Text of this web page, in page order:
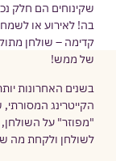
שקינוחים הם חלק
בה! לאירוע או
קדימה – שולחן
של ממש!
בשנים האחרונות
הקייטרינג
"מפוזר" על השולחן,
לשולחן ולקחת מה